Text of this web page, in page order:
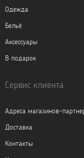
Одежда
Бельё
Аксессуары
В подарок
Сервис клиента
Адреса магазинов-
Доставка
Контакты